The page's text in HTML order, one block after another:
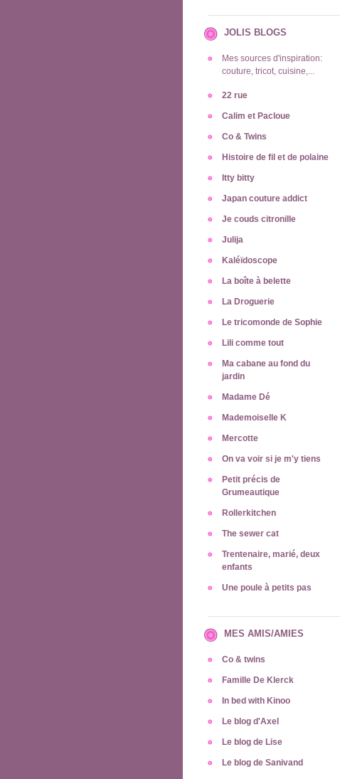
JOLIS BLOGS
Mes sources d'inspiration:
couture, tricot, cuisine,...
22 rue
Calim et Pacloue
Co & Twins
Histoire de fil et de polaine
Itty bitty
Japan couture addict
Je couds citronille
Julija
Kaléïdoscope
La boîte à belette
La Droguerie
Le tricomonde de Sophie
Lili comme tout
Ma cabane au fond du
jardin
Madame Dé
Mademoiselle K
Mercotte
On va voir si je m'y tiens
Petit précis de
Grumeautique
Rollerkitchen
The sewer cat
Trentenaire, marié, deux
enfants
Une poule à petits pas
MES AMIS/AMIES
Co & twins
Famille De Klerck
In bed with Kinoo
Le blog d'Axel
Le blog de Lise
Le blog de Sanivand